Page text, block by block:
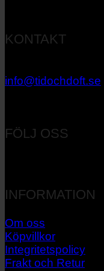
KONTAKT
info@tidochdoft.se
FÖLJ OSS
INFORMATION
Om oss
Köpvillkor
Integritetspolicy
Frakt och Retur